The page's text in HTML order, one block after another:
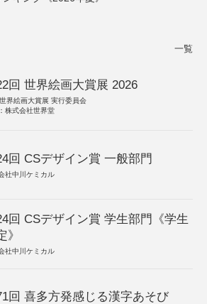
一覧
回 世界絵画大賞展 2026
世界絵画大賞展 実行委員会
株式会社世界堂
回 CSデザイン賞 一般部門
社中川ケミカル
回 CSデザイン賞 学生部門《学生
》
社中川ケミカル
回 喜多方発感じる漢字あそび